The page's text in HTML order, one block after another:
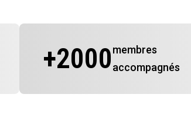
+2000membres
accompagnés